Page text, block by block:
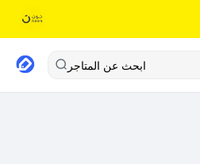
ابحث عن المتاجر